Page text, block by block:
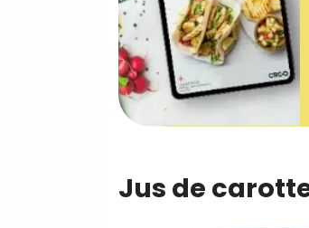
Jus de